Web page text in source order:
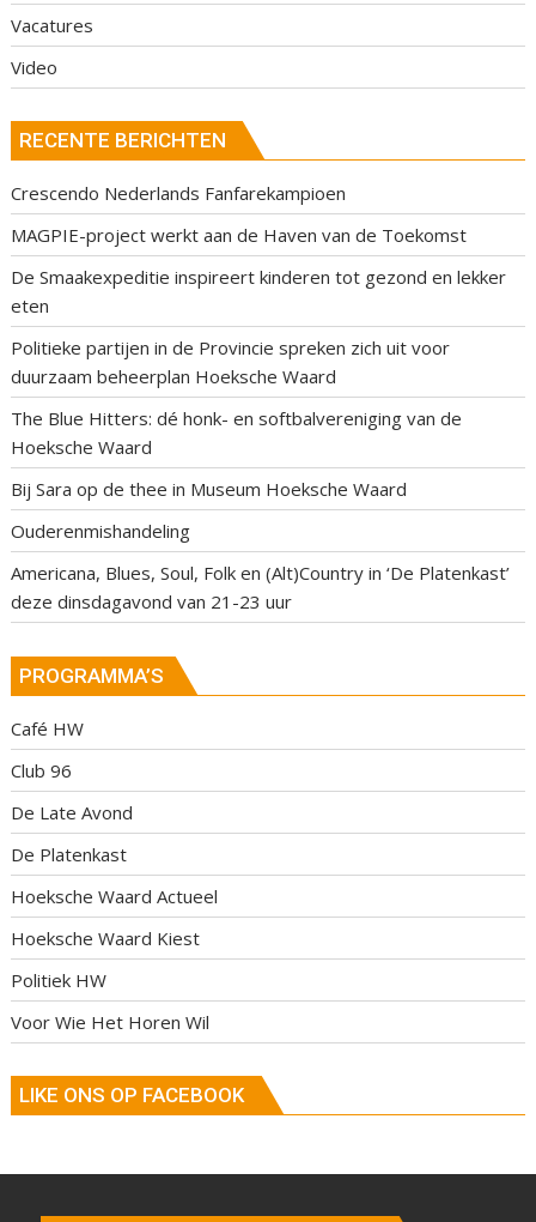
Vacatures
Video
RECENTE BERICHTEN
Crescendo Nederlands Fanfarekampioen
MAGPIE-project werkt aan de Haven van de Toekomst
De Smaakexpeditie inspireert kinderen tot gezond en lekker
eten
Politieke partijen in de Provincie spreken zich uit voor
duurzaam beheerplan Hoeksche Waard
The Blue Hitters: dé honk- en softbalvereniging van de
Hoeksche Waard
Bij Sara op de thee in Museum Hoeksche Waard
Ouderenmishandeling
Americana, Blues, Soul, Folk en (Alt)Country in ‘De Platenkast’
deze dinsdagavond van 21-23 uur
PROGRAMMA’S
Café HW
Club 96
De Late Avond
De Platenkast
Hoeksche Waard Actueel
Hoeksche Waard Kiest
Politiek HW
Voor Wie Het Horen Wil
LIKE ONS OP FACEBOOK